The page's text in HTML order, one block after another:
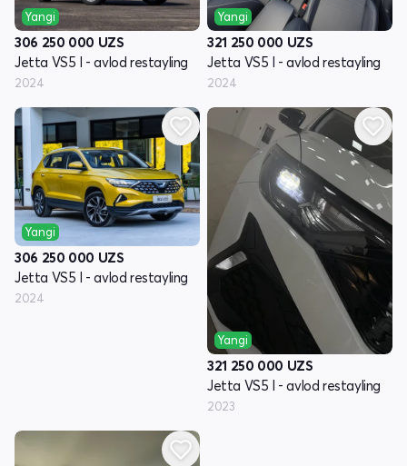
Yangi
306 250 000 UZS
Jetta VS5 I - avlod restayling
2024
Yangi
321 250 000 UZS
Jetta VS5 I - avlod restayling
2024
Yangi
306 250 000 UZS
Jetta VS5 I - avlod restayling
2024
Yangi
321 250 000 UZS
Jetta VS5 I - avlod restayling
2023